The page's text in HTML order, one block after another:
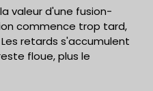
valeur d'une fusion-
commence trop tard,
retards s'accumulent
floue, plus le